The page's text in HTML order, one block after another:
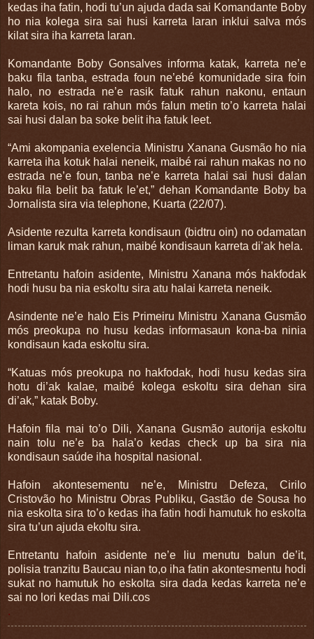
kedas iha fatin, hodi tu’un ajuda dada sai Komandante Boby
ho nia kolega sira sai husi karreta laran inklui salva mós
kilat sira iha karreta laran.
Komandante Boby Gonsalves informa katak, karreta ne’e
baku fila tanba, estrada foun ne’ebé komunidade sira foin
halo, no estrada ne’e rasik fatuk rahun nakonu, entaun
kareta kois, no rai rahun mós falun metin to’o karreta halai
sai husi dalan ba soke belit iha fatuk leet.
“Ami akompania exelencia Ministru Xanana Gusmão ho nia
karreta iha kotuk halai neneik, maibé rai rahun makas no no
estrada ne’e foun, tanba ne’e karreta halai sai husi dalan
baku fila belit ba fatuk le’et,” dehan Komandante Boby ba
Jornalista sira via telephone, Kuarta (22/07).
Asidente rezulta karreta kondisaun (bidtru oin) no odamatan
liman karuk mak rahun, maibé kondisaun karreta di’ak hela.
Entretantu hafoin asidente, Ministru Xanana mós hakfodak
hodi husu ba nia eskoltu sira atu halai karreta neneik.
Asindente ne’e halo Eis Primeiru Ministru Xanana Gusmão
mós preokupa no husu kedas informasaun kona-ba ninia
kondisaun kada eskoltu sira.
“Katuas mós preokupa no hakfodak, hodi husu kedas sira
hotu di’ak kalae, maibé kolega eskoltu sira dehan sira
di’ak,” katak Boby.
Hafoin fila mai to’o Dili, Xanana Gusmão autorija eskoltu
nain tolu ne’e ba hala’o kedas check up ba sira nia
kondisaun saúde iha hospital nasional.
Hafoin akontesementu ne’e, Ministru Defeza, Cirilo
Cristovão ho Ministru Obras Publiku, Gastão de Sousa ho
nia eskolta sira to’o kedas iha fatin hodi hamutuk ho eskolta
sira tu’un ajuda ekoltu sira.
Entretantu hafoin asidente ne’e liu menutu balun de’it,
polisia tranzitu Baucau nian to,o iha fatin akontesmentu hodi
sukat no hamutuk ho eskolta sira dada kedas karreta ne’e
sai no lori kedas mai Dili.cos
.